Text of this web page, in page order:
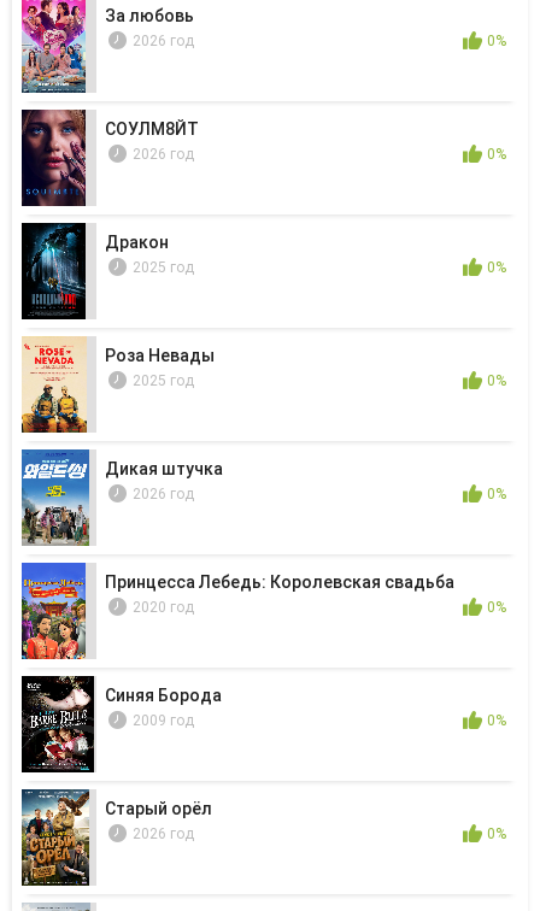
За любовь
2026 год 0%
СОУЛМ8ЙТ
2026 год 0%
Дракон
2025 год 0%
Роза Невады
2025 год 0%
Дикая штучка
2026 год 0%
Принцесса Лебедь: Королевская свадьба
2020 год 0%
Синяя Борода
2009 год 0%
Старый орёл
2026 год 0%